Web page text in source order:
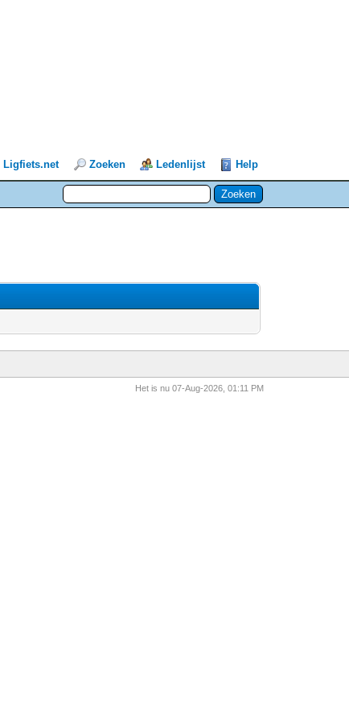
Ligfiets.net Zoeken Ledenlijst Help
Het is nu 07-Aug-2026, 01:11 PM